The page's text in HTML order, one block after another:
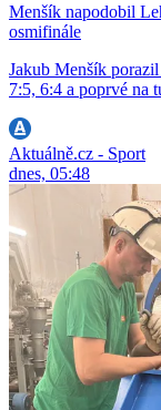
Menšík napodobil
osmifinále
Jakub Menšík
7:5, 6:4 a poprvé na
Aktuálně.cz - Sport
dnes, 05:48